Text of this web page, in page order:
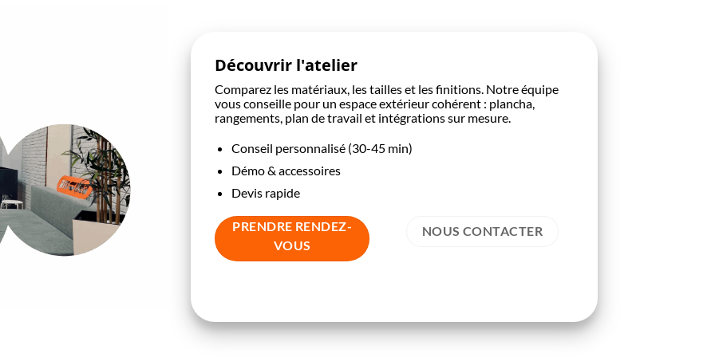
Découvrir l'atelier
Comparez les matériaux, les tailles et les finitions. Notre équipe
vous conseille pour un espace extérieur cohérent : plancha,
rangements, plan de travail et intégrations sur mesure.
Conseil personnalisé (30-45 min)
Démo & accessoires
Devis rapide
PRENDRE RENDEZ-
VOUS
NOUS CONTACTER